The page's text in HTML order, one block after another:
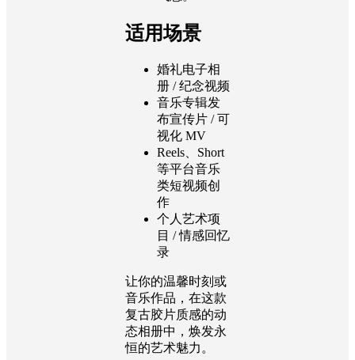
适用场景
婚礼电子相
册 / 纪念视频
音乐专辑发
布宣传片 / 可
视化 MV
Reels、Short
等平台音乐
类短视频创
作
个人艺术项
目 / 情感回忆
录
让你的温馨时刻或
音乐作品，在这款
复古胶片质感的动
态相册中，焕发永
恒的艺术魅力。